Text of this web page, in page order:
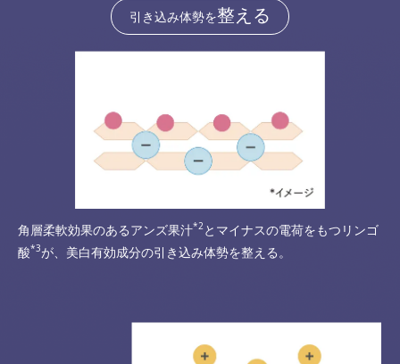
引き込み体勢を整える
角層柔軟効果のあるアンズ果汁*2 とマイナスの電荷をもつリンゴ
酸*3が、美白有効成分の引き込み体勢を整える。